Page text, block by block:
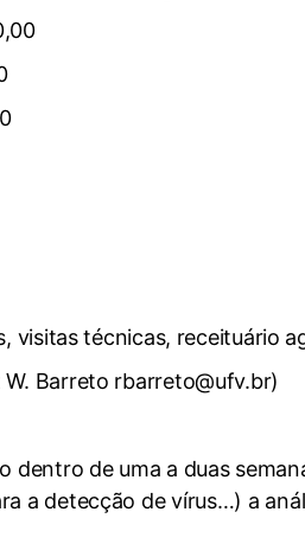
visitas técnicas, receituário
Barreto rbarreto@ufv.br)
de uma a duas
a detecção de vírus…) a